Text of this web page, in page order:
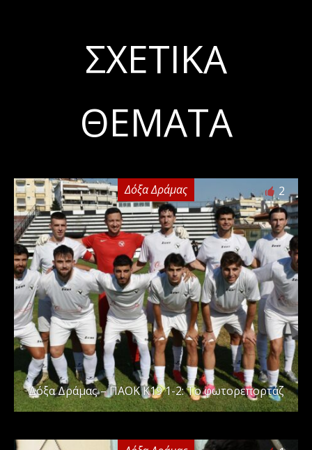
ΣΧΕΤΙΚΆ
ΘΈΜΑΤΑ
Δόξα Δράμας 2
Δόξα Δράμας – ΠΑΟΚ Κ19 1-2: Το φωτορεπορτάζ